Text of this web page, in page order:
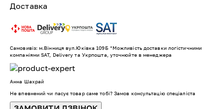
Доставка
Самовивіз: м.Вінниця вул.Юківка 109Б *Можливість доставки логістичними
компаніями SAT, Delivery та Укрпошта, уточнюйте в менеджера
Анна Шахрай
Не впевнений чи пасує товар саме тобі? Замов консультацію спеціаліста